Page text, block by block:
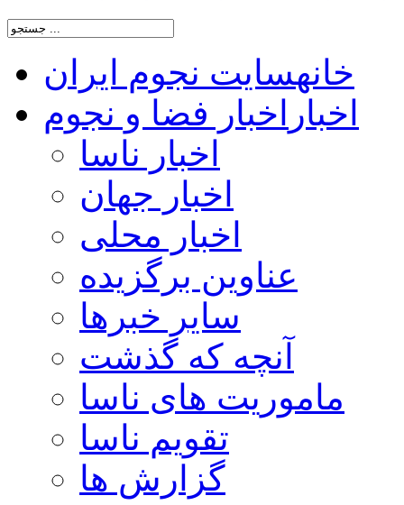
خانهسایت نجوم ایران
اخبار اخبار فضا و نجوم
اخبار ناسا
اخبار جهان
اخبار محلی
عناوین برگزیده
سایر خبرها
آنچه که گذشت
ماموریت های ناسا
تقویم ناسا
گزارش ها